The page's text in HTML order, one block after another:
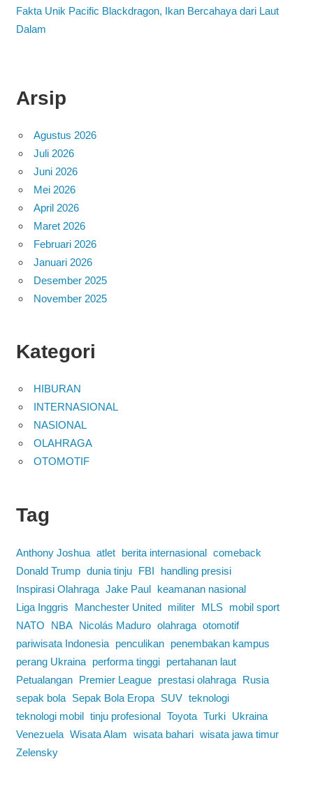
Fakta Unik Pacific Blackdragon, Ikan Bercahaya dari Laut
Dalam
Arsip
Agustus 2026
Juli 2026
Juni 2026
Mei 2026
April 2026
Maret 2026
Februari 2026
Januari 2026
Desember 2025
November 2025
Kategori
HIBURAN
INTERNASIONAL
NASIONAL
OLAHRAGA
OTOMOTIF
Tag
Anthony Joshua atlet berita internasional comeback
Donald Trump dunia tinju FBI
handling presisi
Inspirasi Olahraga Jake Paul
keamanan nasional
Liga Inggris
Manchester United militer MLS
mobil sport
NATO
NBA Nicolás Maduro olahraga otomotif
pariwisata Indonesia
penculikan
penembakan kampus
perang Ukraina
performa tinggi
pertahanan laut
Petualangan
Premier League prestasi olahraga
Rusia
sepak bola
Sepak Bola Eropa SUV teknologi
teknologi mobil tinju profesional Toyota Turki
Ukraina
Venezuela Wisata Alam wisata bahari wisata jawa timur
Zelensky